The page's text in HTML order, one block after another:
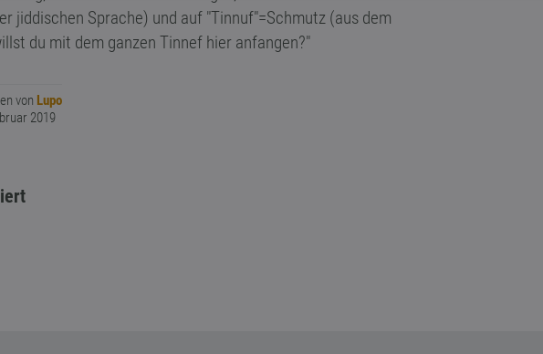
jiddischen Sprache) und auf "Tinnuf"=Schmutz (aus dem
du mit dem ganzen Tinnef hier anfangen?"
von Lupo
2019